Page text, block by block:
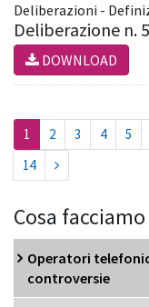
Deliberazioni -
Deliberazione n.
DOWNLOAD
1 (current)
2 3 4 5
14
Cosa facciamo
Operatori
controversie